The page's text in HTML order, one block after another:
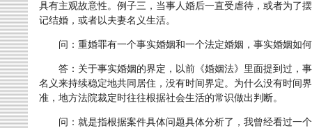
具有主观故意性。例子三，当事人婚后一直受虐待，或者为了
记结婚，或者以夫妻名义生活。
问：重婚罪有一个事实婚姻和一个法定婚姻，事实婚姻如
答：关于事实婚姻的界定，以前《婚姻法》里面提到过，
名义来持续稳定地共同居住，没有时间界定。为什么没有时间
准，地方法院裁定时往往根据社会生活的常识做出判断。
问：就是指根据案件具体问题具体分析了，我曾经看过一